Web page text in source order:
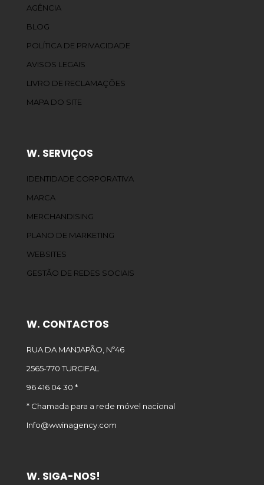
AGÊNCIA
BLOG
POLÍTICA DE PRIVACIDADE
AVISOS LEGAIS
LIVRO DE RECLAMAÇÕES
MAPA DO SITE
W. SERVIÇOS
IDENTIDADE CORPORATIVA
MARCA
MERCHANDISING
PLANO DE MARKETING
WEBSITES
GESTÃO DE REDES SOCIAIS
W. CONTACTOS
RUA DA MANJAPÃO, Nº46
2565-770 TURCIFAL
96 416 04 30 *
* Chamada para a rede móvel nacional
Info@wwinagency.com
W. SIGA-NOS!